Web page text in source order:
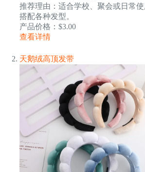
推荐理由：适合学校、聚会或日常
搭配各种发型。
产品价格：$3.00
查看详情
天鹅绒高顶发带